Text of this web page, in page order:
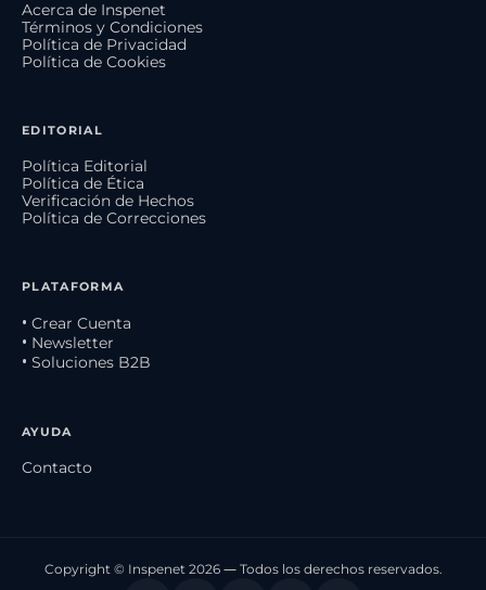
Acerca de Inspenet
Términos y Condiciones
Política de Privacidad
Política de Cookies
EDITORIAL
Política Editorial
Política de Ética
Verificación de Hechos
Política de Correcciones
PLATAFORMA
• Crear Cuenta
• Newsletter
• Soluciones B2B
AYUDA
Contacto
Copyright © Inspenet 2026 — Todos los derechos reservados.